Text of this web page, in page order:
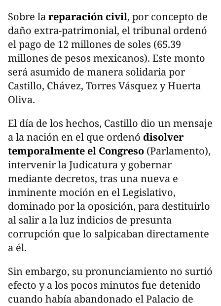
Sobre lareparación civil, por concepto de
daño extra-patrimonial, el tribunal ordenó
el pago de 12 millones de soles (65.39
millones de pesos mexicanos). Este monto
será asumido de manera solidaria por
Castillo, Chávez, Torres Vásquez y Huerta
Oliva.
El día de los hechos, Castillo dio un mensaje
a la nación en el que ordenó disolver
temporalmente el Congreso (Parlamento),
intervenir la Judicatura y gobernar
mediante decretos, tras una nueva e
inminente moción en el Legislativo,
dominado por la oposición, para destituirlo
al salir a la luz indicios de presunta
corrupción que lo salpicaban directamente
a él.
Sin embargo, su pronunciamiento no surtió
efecto y a los pocos minutos fue detenido
cuando había abandonado el Palacio de